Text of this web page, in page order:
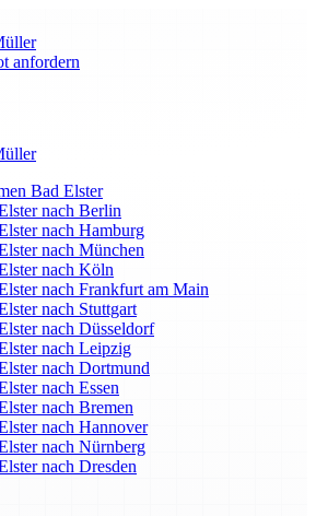
anfordern
Bad Elster
nach Berlin
nach Hamburg
nach München
nach Köln
nach Frankfurt am Main
nach Stuttgart
nach Düsseldorf
nach Leipzig
nach Dortmund
nach Essen
nach Bremen
nach Hannover
nach Nürnberg
nach Dresden